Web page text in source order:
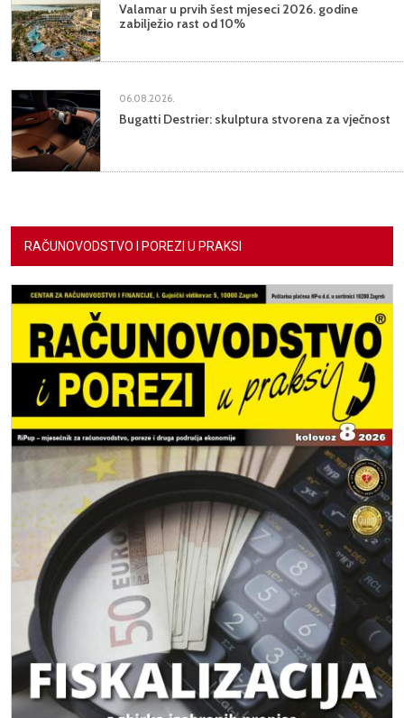
Valamar u prvih šest mjeseci 2026. godine
zabilježio rast od 10%
06.08.2026.
Bugatti Destrier: skulptura stvorena za vječnost
RAČUNOVODSTVO I POREZI U PRAKSI